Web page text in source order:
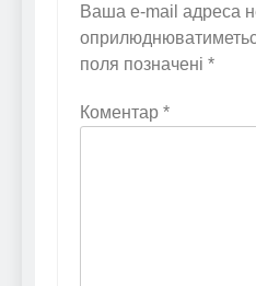
Ваша e-mail адреса
поля позначені *
Коментар *